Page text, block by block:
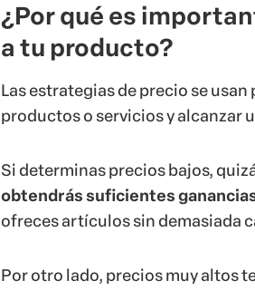
¿Por qué es
a tu producto?
Las estrategias de precio se
productos o servicios y alcanzar
Si determinas precios bajos,
obtendrás suficientes
ofreces artículos sin demasiada
Por otro lado, precios muy altos